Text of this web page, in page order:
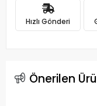
Hızlı Gönderi
Önerilen